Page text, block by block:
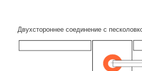
Двухстороннее соединение с